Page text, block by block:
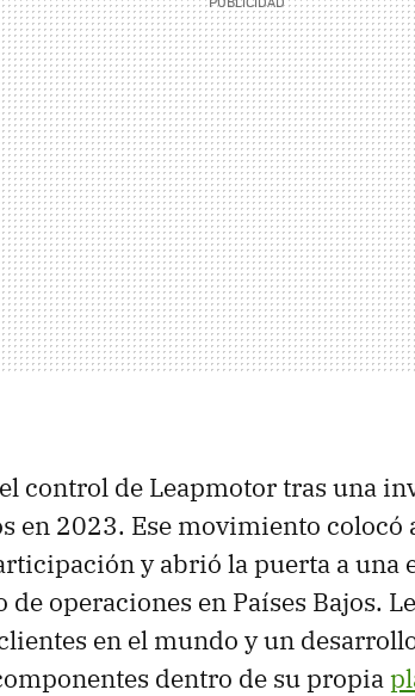
control de Leapmotor tras una
en 2023. Ese movimiento colocó
y abrió la puerta a una
de operaciones en Países Bajos.
en el mundo y un
dentro de su propia